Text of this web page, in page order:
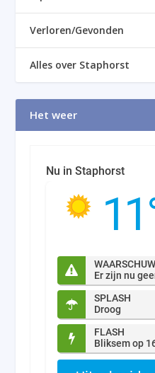
Verloren/Gevonden
Alles over Staphorst
Het weer